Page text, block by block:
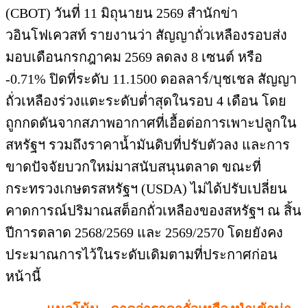
(CBOT) วันที่ 11 มิถุนายน 2569 สำนักข่า
วอินโฟเควสท์ รายงานว่า สัญญาถั่วเหลืองรอบส่ง
มอบเดือนกรกฎาคม 2569 ลดลง 8 เซนต์ หรือ
-0.71% ปิดที่ระดับ 11.1500 ดอลลาร์/บุชเชล สัญญา
ถั่วเหลืองร่วงแตะระดับต่ำสุดในรอบ 4 เดือน โดย
ถูกกดดันจากสภาพอากาศที่เอื้อต่อการเพาะปลูกใน
สหรัฐฯ รวมถึงราคาน้ำมันดิบที่ปรับตัวลง และการ
ขาดปัจจัยบวกใหม่มาสนับสนุนตลาด ขณะที่
กระทรวงเกษตรสหรัฐฯ (USDA) ไม่ได้ปรับเปลี่ยน
คาดการณ์ปริมาณสต็อกถั่วเหลืองของสหรัฐฯ ณ สิ้น
ปีการตลาด 2568/2569 และ 2569/2570 โดยยังคง
ประมาณการไว้ในระดับเดิมตามที่ประกาศก่อน
หน้านี้